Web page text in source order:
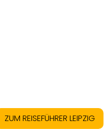
ZUM REISEFÜHRER LEIPZIG